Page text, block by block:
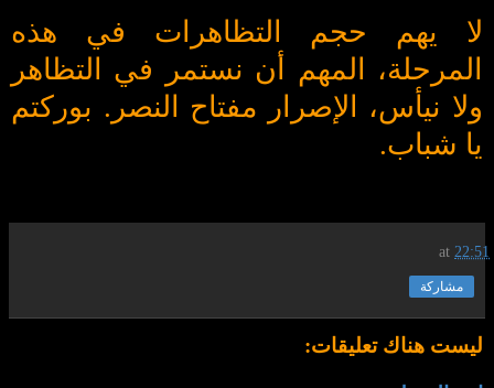
لا يهم حجم التظاهرات في هذه
المرحلة، المهم أن نستمر في التظاهر
ولا نيأس، الإصرار مفتاح النصر. بوركتم
يا شباب.
at 22:51
مشاركة
ليست هناك تعليقات: